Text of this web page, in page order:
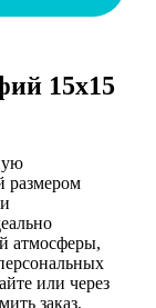
15х15
размером
атмосферы,
или через
заказ,